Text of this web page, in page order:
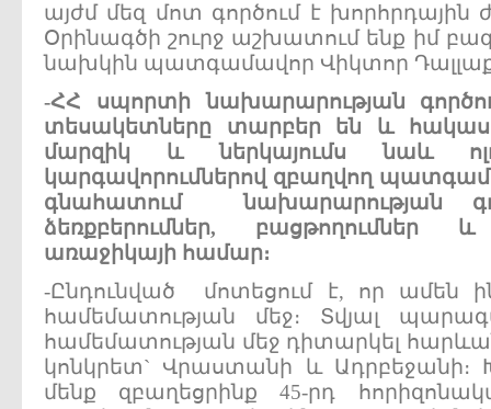
այժմ մեզ մոտ գործում է խորհրդային
Օրինագծի շուրջ աշխատում ենք իմ
նախկին պատգամավոր Վիկտոր
-ՀՀ սպորտի նախարարության
տեսակետները
տարբեր են և
մարզիկ
և ներկայումս նաև
կարգավորումներով զբաղվող
գնահատում
նախարարության
ձեռքբերումներ, բացթողումներ
և
առաջիկայի համար։
-Ընդունված մոտեցում է, որ ամեն
համեմատության մեջ։ Տվյալ
համեմատության մեջ դիտարկել
կոնկրետ` Վրաստանի և Ադրբեջանի։
մենք զբաղեցրինք 45-րդ